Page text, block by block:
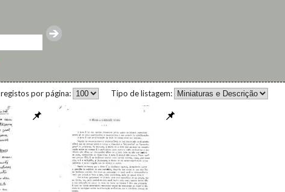
Tipo de listagem:
registos por página: